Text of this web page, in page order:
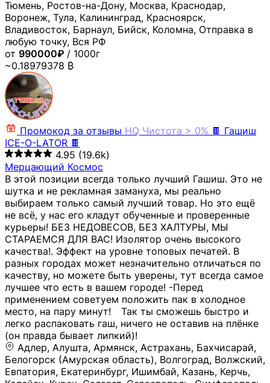
Тюмень, Ростов-на-Дону, Москва, Краснодар,
Воронеж, Тула, Калининград, Красноярск,
Владивосток, Барнаул, Бийск, Коломна, Отправка в
любую точку, Вся РФ
от 990000₽ / 1000г
~0.18979378 ₿
Промокод за отзывы HQ Чистота > 0% 🍫 Гашиш
ICE-O-LATOR 🍫
4.95 (19.6k)
Мерцающий Космос
В этой позиции всегда только лучший Гашиш. Это не
шутка и не рекламная замануха, мы реально
выбираем только самый лучший товар. Но это ещё
не всё, у нас его кладут обученные и проверенные
курьеры! БЕЗ НЕДОВЕСОВ, БЕЗ ХАЛТУРЫ, МЫ
СТАРАЕМСЯ ДЛЯ ВАС! Изолятор очень высокого
качества!. Эффект на уровне топовых печатей. В
разных городах может незначительно отличаться по
качеству, но можете быть уверены, тут всегда самое
лучшее что есть в вашем городе! -Перед
применением советуем положить пак в холодное
место, на пару минут!⠀ Так ты сможешь быстро и
легко распаковать гаш, ничего не оставив на плёнке
(он правда бывает липкий)!
Адлер, Алушта, Армянск, Астрахань, Бахчисарай,
Белогорск (Амурская область), Волгоград, Волжский,
Евпатория, Екатеринбург, Ишимбай, Казань, Керчь,